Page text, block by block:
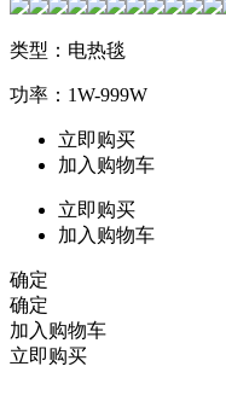
类型：电热毯
功率：1W-999W
立即购买
加入购物车
立即购买
加入购物车
确定
确定
加入购物车
立即购买